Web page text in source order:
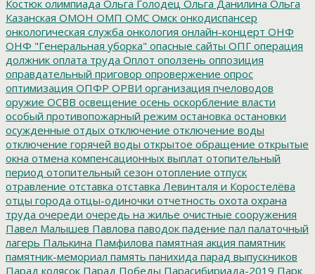
Костюк олимпиада Ольга Голодец Ольга Данилина Ольга
Казанская ОМОН ОМП ОМС Омск онкодиспансер
онкологическая служба онкология онлайн-концерт ОНФ
ОНФ "Генеральная уборка" опасные сайты ОПГ операция
должник оплата труда Оплот оползень оппозиция
оправдательный приговор опровержение опрос
оптимизация ОПФР ОРВИ организация пчеловодов
оружие ОСВВ освещение осень оскорбление власти
особый противопожарный режим остановка остановки
осужденные отдых отключение отключение воды
отключение горячей воды открытое обращение открытые
окна отмена компенсационных выплат отопительный
период отопительный сезон отопление отпуск
отравление отставка отставка Левинталя и Коростелёва
отцы города отцы-одиночки отчетность охота охрана
труда очереди очередь на жилье очистные сооружения
Павел Малышев Павлова паводок падение пал палаточный
лагерь Палькина Памфилова памятная акция памятник
памятник-мемориал память панихида парад выпускников
Парад колясок Парад Победы Парасибириада-2019 Парк